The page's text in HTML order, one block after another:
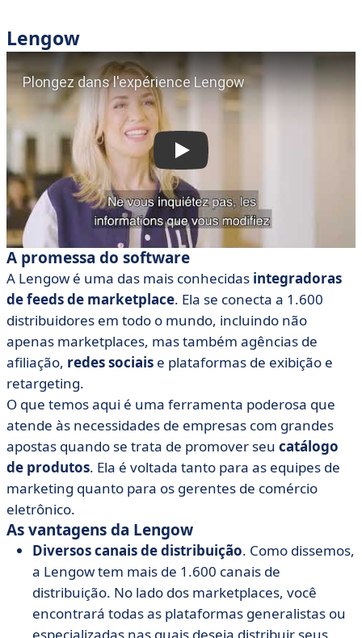
Lengow
A promessa do software
A Lengow é uma das mais conhecidas integradoras
de feeds de marketplace. Ela se conecta a 1.600
distribuidores em todo o mundo, incluindo não
apenas marketplaces, mas também agências de
afiliação, redes sociais e plataformas de exibição e
retargeting.
O que temos aqui é uma ferramenta poderosa que
atende às necessidades de empresas com grandes
apostas quando se trata de promover seu catálogo
de produtos. Ela é voltada tanto para as equipes de
marketing quanto para os gerentes de comércio
eletrônico.
As vantagens da Lengow
Diversos canais de distribuição. Como dissemos,
a Lengow tem mais de 1.600 canais de
distribuição. No lado dos marketplaces, você
encontrará todas as plataformas generalistas ou